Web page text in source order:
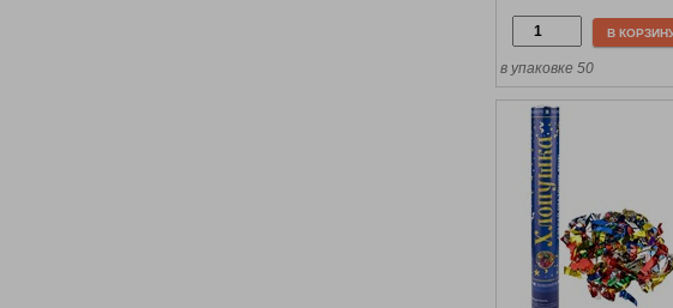
В
в упаковке 50